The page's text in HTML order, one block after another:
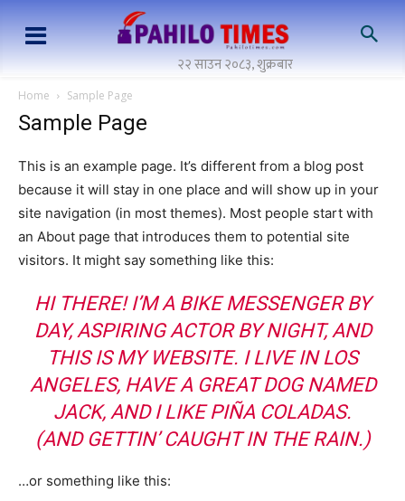
२२ साउन २०८३, शुक्रबार
Home Sample Page
Sample Page
This is an example page. It’s different from a blog post
because it will stay in one place and will show up in your
site navigation (in most themes). Most people start with
an About page that introduces them to potential site
visitors. It might say something like this:
HI THERE! I’M A BIKE MESSENGER BY
DAY, ASPIRING ACTOR BY NIGHT, AND
THIS IS MY WEBSITE. I LIVE IN LOS
ANGELES, HAVE A GREAT DOG NAMED
JACK, AND I LIKE PIÑA COLADAS.
(AND GETTIN’ CAUGHT IN THE RAIN.)
…or something like this: